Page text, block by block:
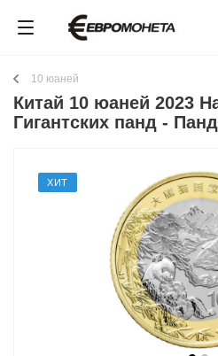
10 юаней
Китай 10 юаней 2023
Гигантских панд -
ХИТ